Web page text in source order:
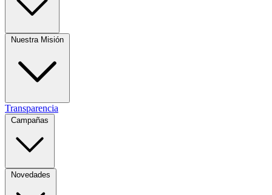
Nuestra Misión
Transparencia
Campañas
Novedades